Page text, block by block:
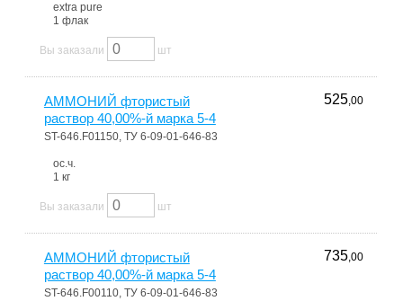
extra pure
1 флак
Вы заказали шт
АММОНИЙ фтористый
раствор 40,00%-й марка 5-4
ST-646.F01150, ТУ 6-09-01-646-83
ос.ч.
1 кг
525,00
Вы заказали шт
АММОНИЙ фтористый
раствор 40,00%-й марка 5-4
ST-646.F00110, ТУ 6-09-01-646-83
735,00